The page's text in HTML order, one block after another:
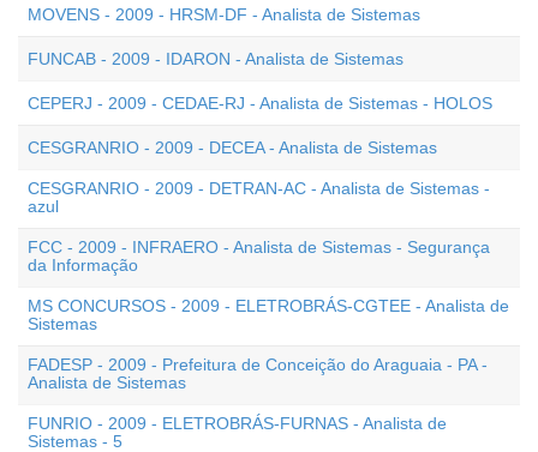
MOVENS - 2009 - HRSM-DF - Analista de Sistemas
FUNCAB - 2009 - IDARON - Analista de Sistemas
CEPERJ - 2009 - CEDAE-RJ - Analista de Sistemas - HOLOS
CESGRANRIO - 2009 - DECEA - Analista de Sistemas
CESGRANRIO - 2009 - DETRAN-AC - Analista de Sistemas -
azul
FCC - 2009 - INFRAERO - Analista de Sistemas - Segurança
da Informação
MS CONCURSOS - 2009 - ELETROBRÁS-CGTEE - Analista de
Sistemas
FADESP - 2009 - Prefeitura de Conceição do Araguaia - PA -
Analista de Sistemas
FUNRIO - 2009 - ELETROBRÁS-FURNAS - Analista de
Sistemas - 5